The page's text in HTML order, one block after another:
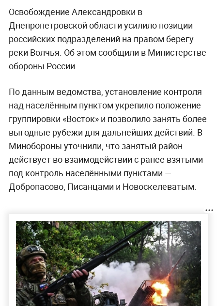
Освобождение Александровки в
Днепропетровской области усилило позиции
российских подразделений на правом берегу
реки Волчья. Об этом сообщили в Министерстве
обороны России.
По данным ведомства, установление контроля
над населённым пунктом укрепило положение
группировки «Восток» и позволило занять более
выгодные рубежи для дальнейших действий. В
Минобороны уточнили, что занятый район
действует во взаимодействии с ранее взятыми
под контроль населёнными пунктами —
Добропасово, Писанцами и Новоскелеватым.